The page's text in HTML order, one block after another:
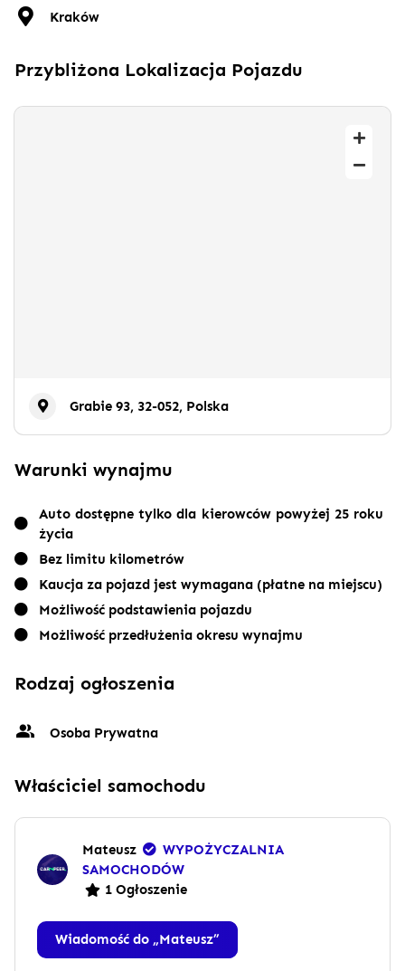
Kraków
Przybliżona Lokalizacja Pojazdu
Grabie 93, 32-052, Polska
Warunki wynajmu
Auto dostępne tylko dla kierowców powyżej 25 roku
życia
Bez limitu kilometrów
Kaucja za pojazd jest wymagana (płatne na miejscu)
Możliwość podstawienia pojazdu
Możliwość przedłużenia okresu wynajmu
Rodzaj ogłoszenia
Osoba Prywatna
Właściciel samochodu
Mateusz
WYPOŻYCZALNIA
SAMOCHODÓW
1 Ogłoszenie
Wiadomość do „Mateusz”